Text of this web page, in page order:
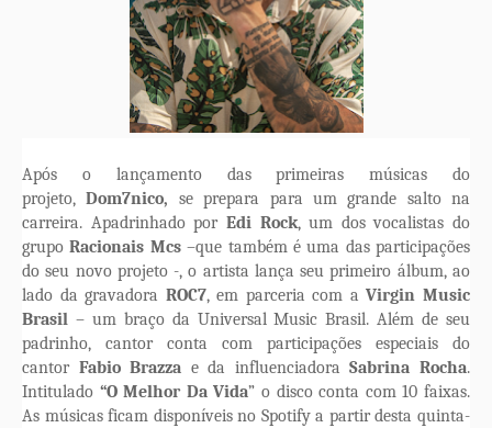
Após o lançamento das primeiras músicas do
projeto, Dom7nico,
se prepara para um grande salto na
carreira. Apadrinhado por Edi Rock, um dos vocalistas do
grupo Racionais Mcs –que também é uma das participações
do seu novo projeto -, o artista lança seu primeiro álbum, ao
lado da gravadora ROC7, em parceria com a Virgin Music
Brasil – um braço da Universal Music Brasil. Além de seu
padrinho, cantor conta com participações especiais do
cantor Fabio Brazza e da influenciadora Sabrina Rocha.
Intitulado “O Melhor Da Vida” o disco conta com 10 faixas.
As músicas ficam disponíveis no Spotify a partir desta quinta-